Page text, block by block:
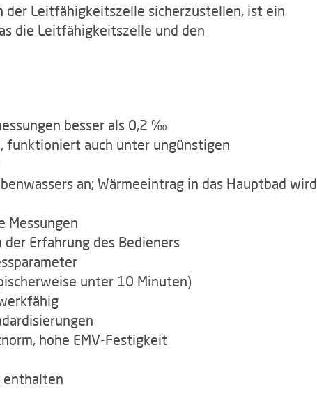
der Leitfähigkeitszelle sicherzustellen, ist ein
die Leitfähigkeitszelle und den
besser als 0,2 ‰
funktioniert auch unter ungünstigen
an; Wärmeeintrag in das Hauptbad wird
Messungen
Erfahrung des Bedieners
unter 10 Minuten)
hohe EMV-Festigkeit
enthalten